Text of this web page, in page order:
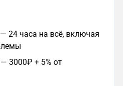
24 часа на всё, включая
3000₽ + 5% от